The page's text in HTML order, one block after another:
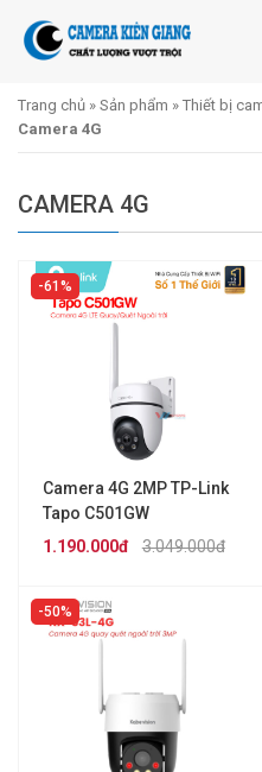
Trang chủ » Sản phẩm » Thiết bị
Camera 4G
CAMERA 4G
61%
Camera 4G 2MP TP-Link
Tapo C501GW
3.049.000đ
1.190.000đ
50%